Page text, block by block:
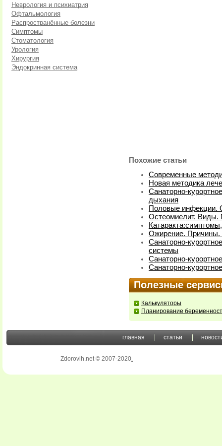
Неврология и психиатрия
Офтальмология
Распространённые болезни
Симптомы
Стоматология
Урология
Хирургия
Эндокринная система
Похожие статьи
Современные
Новая методика
Санаторно-
дыхания
Половые инфекции.
Остеомиелит. Виды.
Ожирение. Причины.
Санаторно-
системы
Санаторно-
Санаторно-
Полезные
Калькуляторы
Планирование
главная статьи
Zdorovih.net © 2007-2020